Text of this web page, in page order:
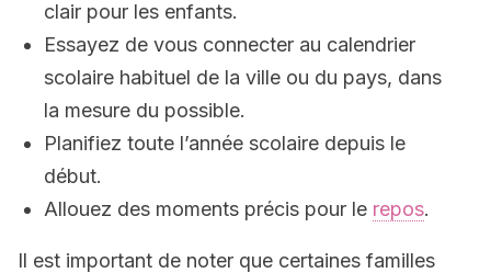
clair pour les enfants.
Essayez de vous connecter au calendrier
scolaire habituel de la ville ou du pays, dans
la mesure du possible.
Planifiez toute l’année scolaire depuis le
début.
Allouez des moments précis pour le repos.
Il est important de noter que certaines familles